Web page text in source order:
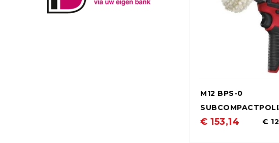
M12 BPS-0
€ 153,14 €